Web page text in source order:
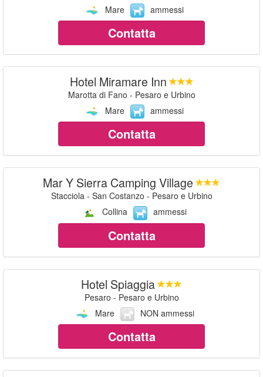
Mare
ammessi
Contatta
Hotel Miramare Inn
Marotta di Fano - Pesaro e Urbino
Mare
ammessi
Contatta
Mar Y Sierra Camping Village
Stacciola - San Costanzo - Pesaro e Urbino
Collina
ammessi
Contatta
Hotel Spiaggia
Pesaro - Pesaro e Urbino
Mare
NON ammessi
Contatta